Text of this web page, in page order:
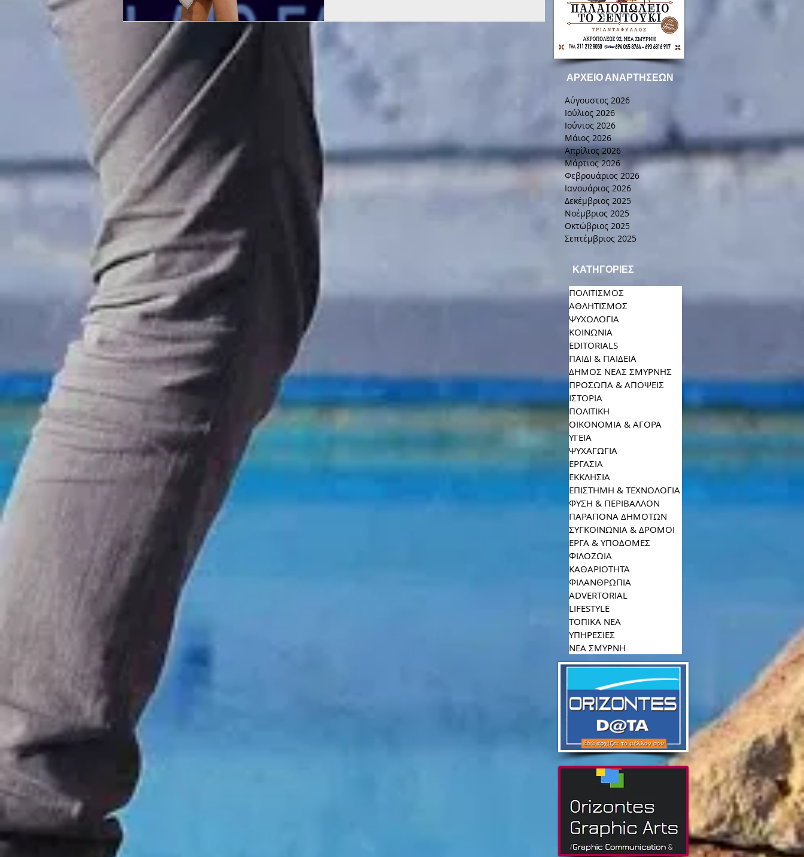
ΑΡΧΕΙΟ ΑΝΑΡΤΗΣΕΩΝ
Αύγουστος 2026
Ιούλιος 2026
Ιούνιος 2026
Μάιος 2026
Απρίλιος 2026
Μάρτιος 2026
Φεβρουάριος 2026
Ιανουάριος 2026
Δεκέμβριος 2025
Νοέμβριος 2025
Οκτώβριος 2025
Σεπτέμβριος 2025
ΚΑΤΗΓΟΡΙΕΣ
ΠΟΛΙΤΙΣΜΟΣ
ΑΘΛΗΤΙΣΜΟΣ
ΨΥΧΟΛΟΓΙΑ
ΚΟΙΝΩΝΙΑ
EDITORIALS
ΠΑΙΔΙ & ΠΑΙΔΕΙΑ
ΔΗΜΟΣ ΝΕΑΣ ΣΜΥΡΝΗΣ
ΠΡΟΣΩΠΑ & ΑΠΟΨΕΙΣ
ΙΣΤΟΡΙΑ
ΠΟΛΙΤΙΚΗ
ΟΙΚΟΝΟΜΙΑ & ΑΓΟΡΑ
ΥΓΕΙΑ
ΨΥΧΑΓΩΓΙΑ
ΕΡΓΑΣΙΑ
ΕΚΚΛΗΣΙΑ
ΕΠΙΣΤΗΜΗ & ΤΕΧΝΟΛΟΓΙΑ
ΦΥΣΗ & ΠΕΡΙΒΑΛΛΟΝ
ΠΑΡΑΠΟΝΑ ΔΗΜΟΤΩΝ
ΣΥΓΚΟΙΝΩΝΙΑ & ΔΡΟΜΟΙ
ΕΡΓΑ & ΥΠΟΔΟΜΕΣ
ΦΙΛΟΖΩΙΑ
ΚΑΘΑΡΙΟΤΗΤΑ
ΦΙΛΑΝΘΡΩΠΙΑ
ADVERTORIAL
LIFESTYLE
ΤΟΠΙΚΑ ΝΕΑ
ΥΠΗΡΕΣΙΕΣ
ΝΕΑ ΣΜΥΡΝΗ